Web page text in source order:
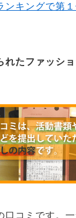
ンキングで第
れたファッシ
口コミです。